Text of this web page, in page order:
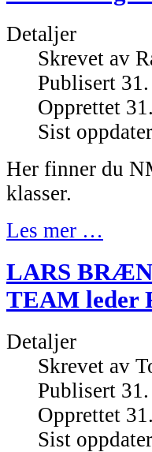
Detaljer
Skrevet av
Publisert
Opprettet
Sist
Her finner du
klasser.
Les mer …
LARS
TEAM leder
Detaljer
Skrevet av
Publisert
Opprettet
Sist